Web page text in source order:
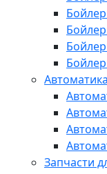
Автоматика
Запчасти